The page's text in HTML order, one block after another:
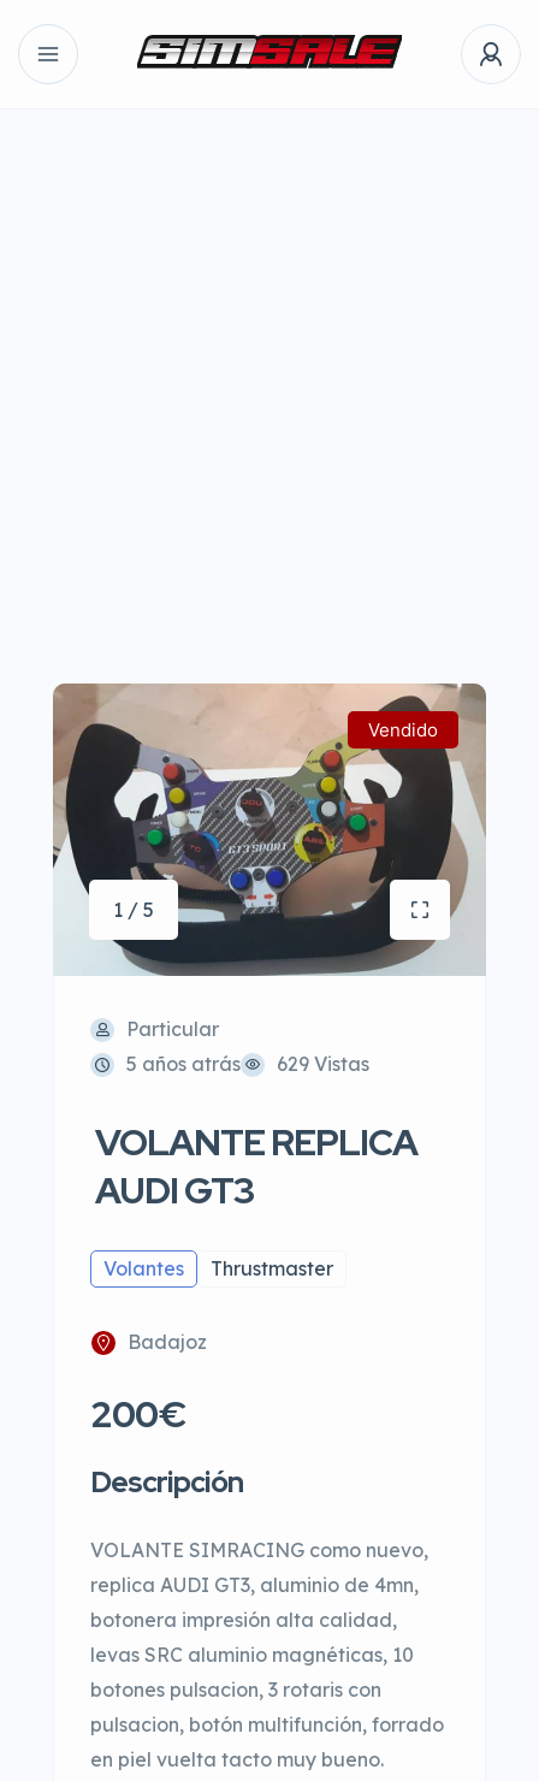
Vendido
1 / 5
Particular
5 años atrás
629 Vistas
VOLANTE REPLICA
AUDI GT3
Volantes Thrustmaster
Badajoz
200€
Descripción
VOLANTE SIMRACING como nuevo,
replica AUDI GT3, aluminio de 4mn,
botonera impresión alta calidad,
levas SRC aluminio magnéticas, 10
botones pulsacion, 3 rotaris con
pulsacion, botón multifunción, forrado
en piel vuelta tacto muy bueno.